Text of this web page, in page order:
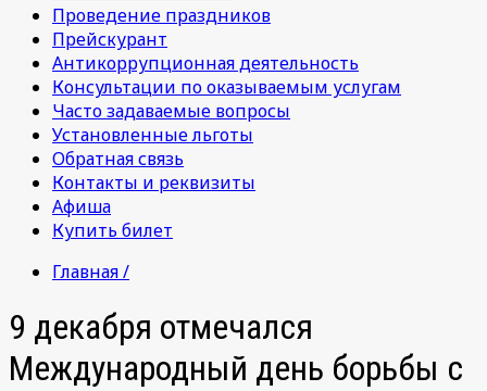
Проведение праздников
Прейскурант
Антикоррупционная деятельность
Консультации по оказываемым услугам
Часто задаваемые вопросы
Установленные льготы
Обратная связь
Контакты и реквизиты
Афиша
Купить билет
Главная /
9 декабря отмечался
Международный день борьбы с